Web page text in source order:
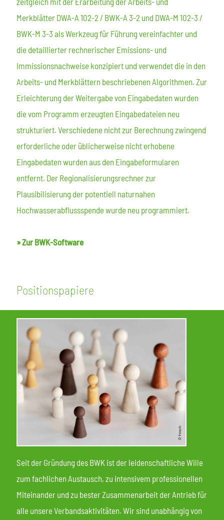
Merkblätter DWA-A 102-2 / BWK-A 3-2 und DWA-M 102-3 /
BWK-M 3-3 als Werkzeug für Führung vereinfachter und
die detaillierter rechnerischer Emissions- und
Immissionsnachweise konzipiert und verwendet die in den
Arbeits- und Merkblättern beschriebenen Algorithmen. Zur
Erleichterung der Weitergabe von Eingabedaten wurden
die vom Programm erzeugten Eingabedateien neu
strukturiert. Verschiedene nicht zur Berechnung zwingend
erforderliche oder üblicherweise nicht erhobene
Eingabedaten wurden aus den Eingabeformularen
entfernt. Der Regionalisierungsrechner zur
Plausibilisierung der potentiell naturnahen
Hochwasserabflussspende wurde neu programmiert.
» Zur BWK-Software
Positionspapiere
Seit der Gründung des BWK ist der leidenschaftliche Wille
zum fachlichen Austausch, zu intensivem professionellen
Miteinander und zu bester Zusammenarbeit der Antrieb für
alle unsere Verbandsaktivitäten. Wir sind unabhängig von